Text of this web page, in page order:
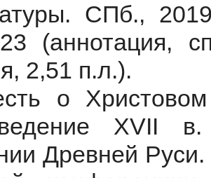
СПб.,
(аннотация,
2,51 п.л.).
о
XVII
Древней